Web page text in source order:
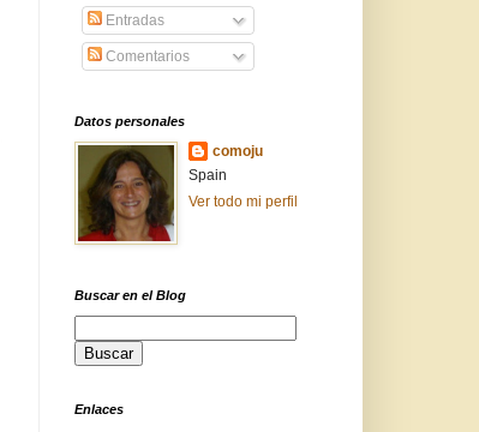
Entradas
Comentarios
Datos personales
comoju
Spain
Ver todo mi perfil
Buscar en el Blog
Enlaces